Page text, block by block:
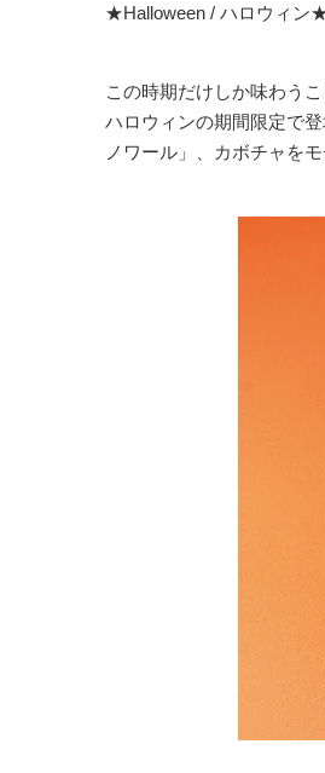
★Halloween / ハロウィン
この時期だけしか味わう
ハロウィンの期間限定で
ノワール」、カボチャを